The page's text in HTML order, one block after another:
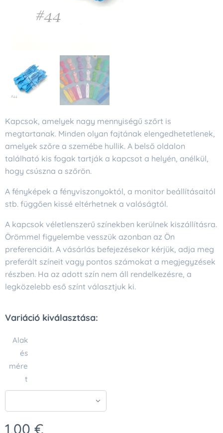
Kapcsok, amelyek nagy mennyiségű szőrt is
megtartanak. Minden olyan fajtának elengedhetetlenek,
amelyek szőre a szemébe hullik. A belső oldalon
található kis fogak tartják a kapcsot a helyén, anélkül,
hogy csúszna a szőrön.
A fényképek a fényviszonyoktól, a monitor beállításaitól
stb. függően kissé eltérhetnek a valóságtól.
A kapcsok véletlenszerű színekben kerülnek kiszállításra.
Örömmel figyelembe vesszük azonban az Ön
preferenciáit. A vásárlás befejezésekor kérjük, adja meg
preferált színeit vagy pontos számokat a megjegyzések
részben. Ha az adott szín nem áll rendelkezésre, a
legközelebb eső színt választjuk ki.
Variáció kiválasztása:
Alak
és
mére
t
1,00 €